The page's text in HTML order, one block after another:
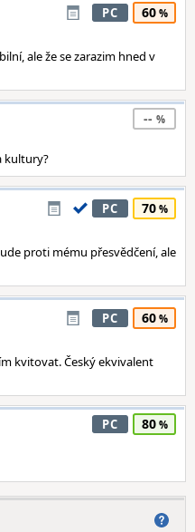
PC 60
ale že se zarazim hned v
--
kultury?
PC 70
proti mému přesvědčení, ale
PC 60
kvitovat. Český ekvivalent
PC 80